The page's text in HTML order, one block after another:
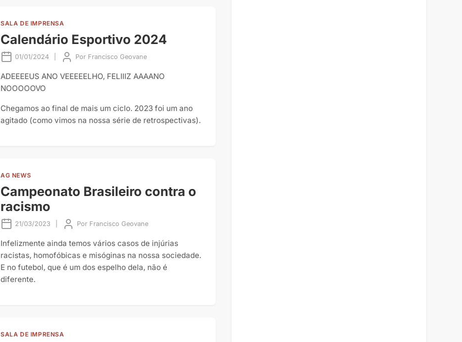
SALA DE IMPRENSA
Calendário Esportivo 2024
01/01/2024 Por Francisco Geovane
ADEEEEUS ANO VEEEEELHO, FELIIIZ AAAANO
NOOOOOVO
Chegamos ao final de mais um ciclo. 2023 foi um ano
agitado (como vimos na nossa série de retrospectivas).
AG NEWS
Campeonato Brasileiro contra o
racismo
21/03/2023 Por Francisco Geovane
Infelizmente ainda temos vários casos de injúrias
racistas, homofóbicas e misóginas na nossa sociedade.
E no futebol, que é um dos espelho dela, não é
diferente.
SALA DE IMPRENSA